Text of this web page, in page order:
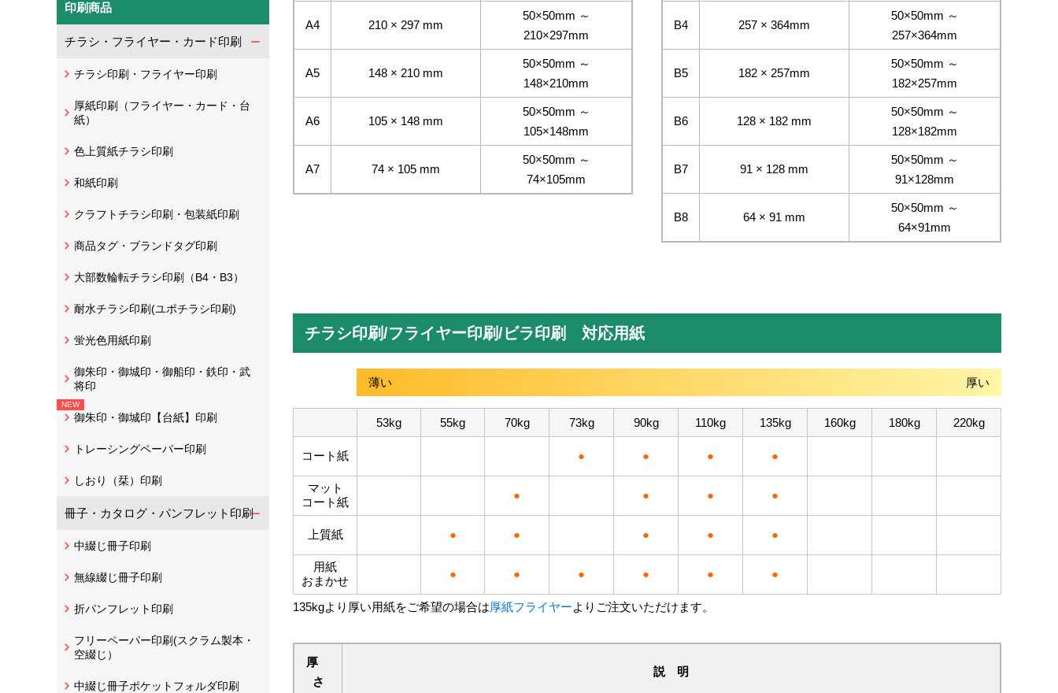
印刷商品
チラシ・フライヤー・カード印刷
チラシ印刷・フライヤー印刷
厚紙印刷（フライヤー・カード・台
紙）
色上質紙チラシ印刷
和紙印刷
クラフトチラシ印刷・包装紙印刷
商品タグ・ブランドタグ印刷
大部数輪転チラシ印刷（B4・B3）
耐水チラシ印刷(ユポチラシ印刷)
蛍光色用紙印刷
御朱印・御城印・御船印・鉄印・武
将印
御朱印・御城印【台紙】印刷
トレーシングペーパー印刷
しおり（栞）印刷
冊子・カタログ・パンフレット印刷
中綴じ冊子印刷
無線綴じ冊子印刷
折パンフレット印刷
フリーペーパー印刷(スクラム製本・
空綴じ）
中綴じ冊子ポケットフォルダ印刷
A4 210 × 297 mm
50×50mm ～
210×297mm
A5 148 × 210 mm
50×50mm ～
148×210mm
A6 105 × 148 mm
50×50mm ～
105×148mm
A7 74 × 105 mm
50×50mm ～
74×105mm
B4 257 × 364mm
50×50mm ～
257×364mm
B5 182 × 257mm
50×50mm ～
182×257mm
B6 128 × 182 mm
50×50mm ～
128×182mm
B7 91 × 128 mm
50×50mm ～
91×128mm
B8 64 × 91 mm
50×50mm ～
64×91mm
チラシ印刷/フライヤー印刷/ビラ印刷 対応用紙
薄い 厚い
53kg 55kg 70kg 73kg 90kg 110kg 135kg 160kg 180kg 220kg
コート紙 ● ● ● ●
マット
コート紙
● ● ● ●
上質紙 ● ● ● ● ●
用紙
おまかせ
● ● ● ● ● ●
135kgより厚い用紙をご希望の場合は厚紙フライヤーよりご注文いただけます。
厚
さ
説 明